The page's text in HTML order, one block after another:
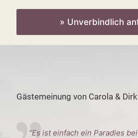
» Unverbindlich
Gästemeinung von Carola & Dirk
"Es ist einfach ein Paradies